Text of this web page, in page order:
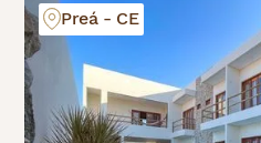
Preá - CE